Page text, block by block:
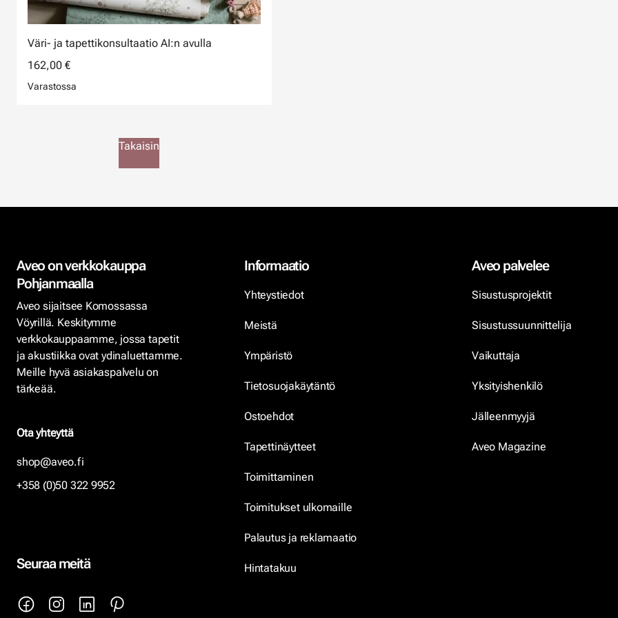
Väri- ja tapettikonsultaatio AI:n avulla
162,00 €
Varastossa
Takaisin
Aveo on verkkokauppa
Pohjanmaalla
Aveo sijaitsee Komossassa
Vöyrillä. Keskitymme
verkkokauppaamme, jossa tapetit
ja akustiikka ovat ydinaluettamme.
Meille hyvä asiakaspalvelu on
tärkeää.
Ota yhteyttä
shop@aveo.fi
+358 (0)50 322 9952
Seuraa meitä
Informaatio
Yhteystiedot
Meistä
Ympäristö
Tietosuojakäytäntö
Ostoehdot
Tapettinäytteet
Toimittaminen
Toimitukset ulkomaille
Palautus ja reklamaatio
Hintatakuu
Aveo palvelee
Sisustusprojektit
Sisustussuunnittelija
Vaikuttaja
Yksityishenkilö
Jälleenmyyjä
Aveo Magazine